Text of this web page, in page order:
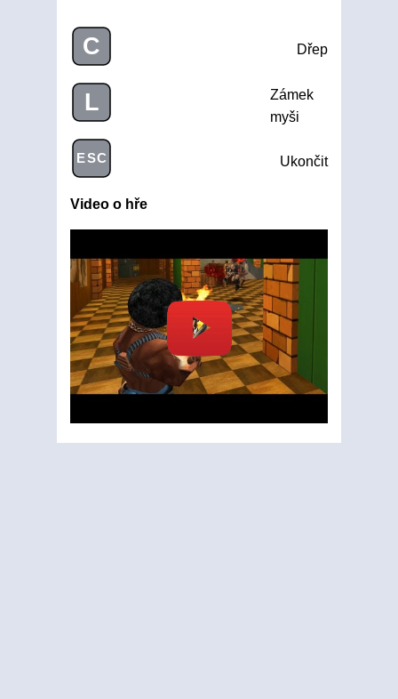
C Dřep
L
Zámek
myši
ESC Ukončit
Video o hře